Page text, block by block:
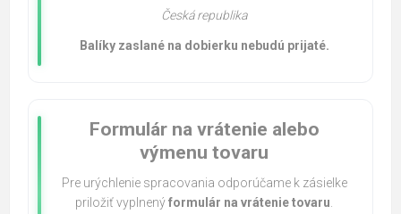
Česká republika
Balíky zaslané na dobierku nebudú prijaté.
Formulár na vrátenie alebo
výmenu tovaru
Pre urýchlenie spracovania odporúčame k zásielke
priložiť vyplnenýformulár na vrátenie tovaru